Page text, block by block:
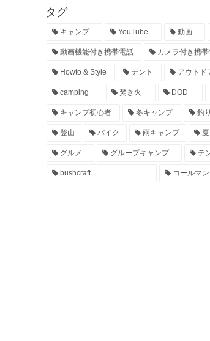
タグ
キャンプ YouTube 動画
動画機能付き携帯電話 カメラ付き携帯
Howto & Style テント アウトド
camping 焚き火 DOD
キャンプ初心者 冬キャンプ 釣り
登山 バイク 雨キャンプ 夏
グルメ グループキャンプ テ
bushcraft コールマン